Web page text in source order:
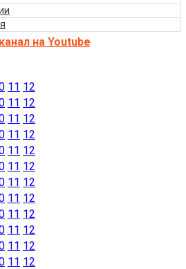
на Youtube
11 12
11 12
11 12
11 12
11 12
11 12
11 12
11 12
11 12
11 12
11 12
11 12